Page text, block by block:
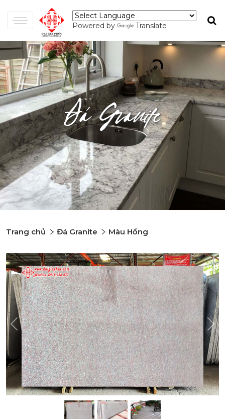
Powered by Translate
Đá Granite
Trang chủ Đá Granite Màu Hồng
Previous